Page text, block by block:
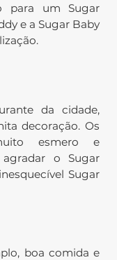
para um Sugar
e a Sugar Baby
da cidade,
decoração. Os
esmero e
o Sugar
Sugar
boa comida e